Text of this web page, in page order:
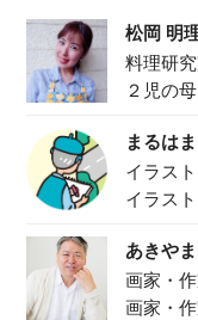
松岡 明
料理研
２児の
まるはま
イラス
イラス
あきや
画家・
画家・